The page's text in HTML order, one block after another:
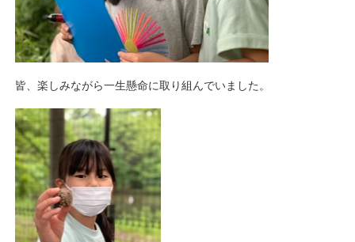
皆、楽しみながら一生懸命に取り組んでいました。